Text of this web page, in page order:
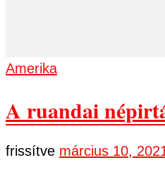
Amerika
A ruandai
frissítve március 10,